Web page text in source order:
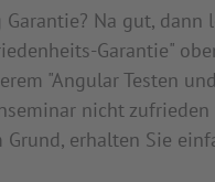
Na gut, dann
Garantie"
"Angular Testen und
nicht zufrieden
Grund, erhalten Sie